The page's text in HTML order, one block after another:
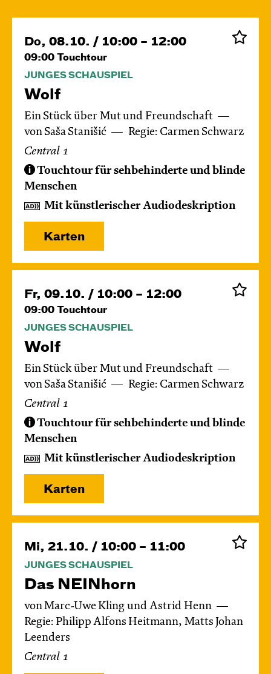
Do, 08.10. / 10:00 – 12:00
09:00 Touchtour
JUNGES SCHAUSPIEL
Wolf
Ein Stück über Mut und Freundschaft
von Saša Stanišić
Regie: Carmen Schwarz
Central 1
Touchtour für sehbehinderte und blinde
Menschen
Mit künstlerischer Audiodeskription
Karten
Fr, 09.10. / 10:00 – 12:00
09:00 Touchtour
JUNGES SCHAUSPIEL
Wolf
Ein Stück über Mut und Freundschaft
von Saša Stanišić
Regie: Carmen Schwarz
Central 1
Touchtour für sehbehinderte und blinde
Menschen
Mit künstlerischer Audiodeskription
Karten
Mi, 21.10. / 10:00 – 11:00
JUNGES SCHAUSPIEL
Das NEIN­horn
von Marc-Uwe Kling und Astrid Henn
Regie: Philipp Alfons Heitmann, Matts Johan
Leenders
Central 1